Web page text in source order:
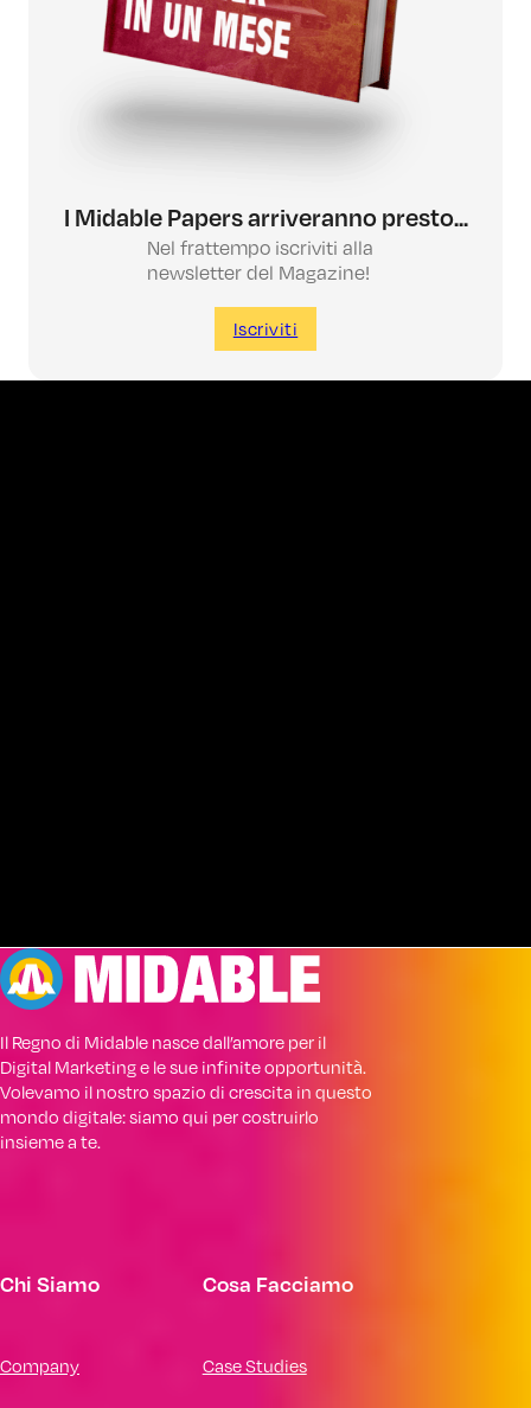
I Midable Papers arriveranno presto...
Nel frattempo iscriviti alla
newsletter del Magazine!
Iscriviti
Il Regno di Midable nasce dall’amore per il
Digital Marketing e le sue infinite opportunità.
Volevamo il nostro spazio di crescita in questo
mondo digitale: siamo qui per costruirlo
insieme a te.
Chi Siamo
Company
Cosa Facciamo
Case Studies